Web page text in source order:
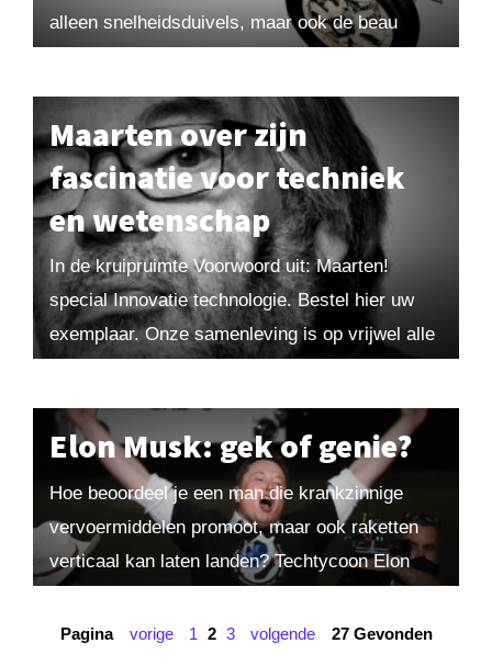
alleen snelheidsduivels, maar ook de beau
Maarten over zijn
fascinatie voor techniek
en wetenschap
In de kruipruimte Voorwoord uit: Maarten!
special Innovatie technologie. Bestel hier uw
exemplaar. Onze samenleving is op vrijwel alle
Elon Musk: gek of genie?
Hoe beoordeel je een man die krankzinnige
vervoermiddelen promoot, maar ook raketten
verticaal kan laten landen? Techtycoon Elon
heeft in werkelijkheid zijn...
Pagina vorige 1 2 3 volgende 27 Gevonden